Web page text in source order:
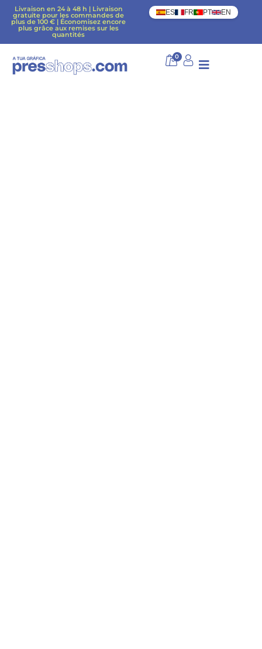
Livraison en 24 à 48 h | Livraison
gratuite pour les commandes de
plus de 100 € | Économisez encore
plus grâce aux remises sur les
quantités
ES FR PT EN
0